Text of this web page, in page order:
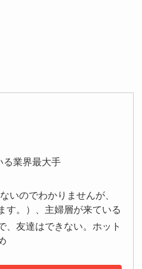
る業界最大手
いのでわかりませんが、
す。）、主婦層が来ている
、友達はできない。ホット